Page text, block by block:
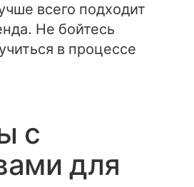
всего подходит
Не бойтесь
в процессе
с
для